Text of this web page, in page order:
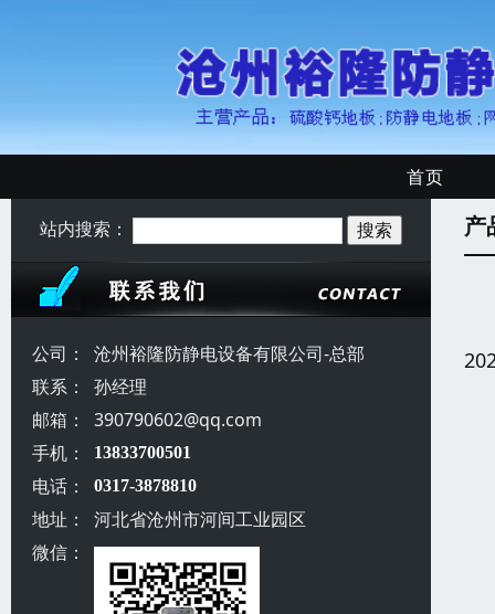
首页
站内搜索：
公司：
沧州裕隆防静电设备有限公司-总部
联系：
孙经理
邮箱：
390790602@qq.com
手机：
13833700501
电话： 0317-3878810
地址：
河北省沧州市河间工业园区
微信：
产